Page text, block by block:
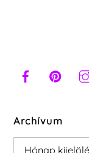
Archívum
Archívum